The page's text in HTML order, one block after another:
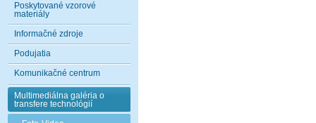
Poskytované vzorové
materiály
Informačné zdroje
Podujatia
Komunikačné centrum
Multimediálna galéria o
transfere technológií